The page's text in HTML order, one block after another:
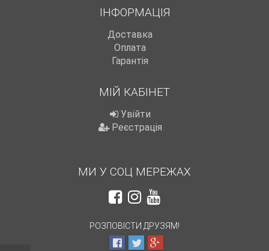
ІНФОРМАЦІЯ
Доставка
Оплата
Гарантія
МІЙ КАБІНЕТ
Увійти
Реєстрація
МИ У СОЦ МЕРЕЖАХ
РОЗПОВІСТИ ДРУЗЯМ!